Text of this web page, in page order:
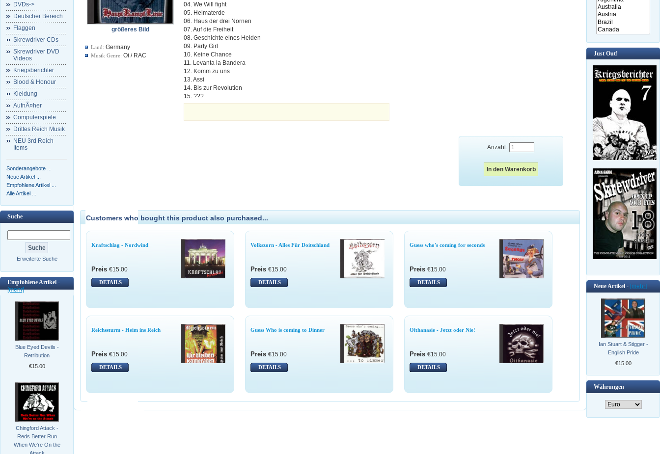
DVDs->
Deutscher Bereich
Flaggen
Skrewdriver CDs
Skrewdriver DVD
Videos
Kriegsberichter
Blood & Honour
Kleidung
AufnÃ¤her
Computerspiele
Drittes Reich Musik
NEU 3rd Reich
Items
Sonderangebote ...
Neue Artikel ...
Empfohlene Artikel ...
Alle Artikel ...
Suche
Erweiterte Suche
Empfohlene Artikel -
[mehr]
Blue Eyed Devils -
Retribution
€15.00
Chingford Attack -
Reds Better Run
When We're On the
größeres Bild
Land: Germany
Musik Genre: Oi / RAC
04. We Will fight
05. Heimaterde
06. Haus der drei Nornen
07. Auf die Freiheit
08. Geschichte eines Helden
09. Party Girl
10. Keine Chance
11. Levanta la Bandera
12. Komm zu uns
13. Assi
14. Bis zur Revolution
15. ???
Anzahl:
Customers who bought this product also purchased...
Kraftschlag - Nordwind
Preis €15.00
DETAILS
Volkszorn - Alles Für Doitschland
Preis €15.00
DETAILS
Guess who's coming for seconds
Preis €15.00
DETAILS
Reichssturm - Heim ins Reich
Preis €15.00
DETAILS
Guess Who is coming to Dinner
Preis €15.00
DETAILS
Oithanasie - Jetzt oder Nie!
Preis €15.00
DETAILS
Just Out!
Neue Artikel - [mehr]
Ian Stuart & Stigger -
English Pride
€15.00
Währungen